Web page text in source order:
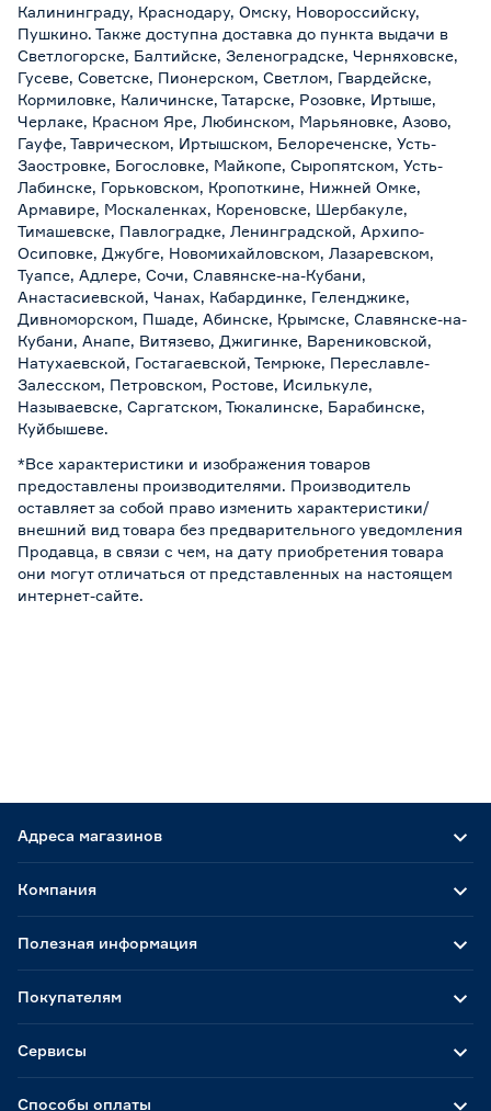
Калининграду, Краснодару, Омску, Новороссийску,
Пушкино. Также доступна доставка до пункта выдачи в
Светлогорске, Балтийске, Зеленоградске, Черняховске,
Гусеве, Советске, Пионерском, Светлом, Гвардейске,
Кормиловке, Каличинске, Татарске, Розовке, Иртыше,
Черлаке, Красном Яре, Любинском, Марьяновке, Азово,
Гауфе, Таврическом, Иртышском, Белореченске, Усть-
Заостровке, Богословке, Майкопе, Сыропятском, Усть-
Лабинске, Горьковском, Кропоткине, Нижней Омке,
Армавире, Москаленках, Кореновске, Шербакуле,
Тимашевске, Павлоградке, Ленинградской, Архипо-
Осиповке, Джубге, Новомихайловском, Лазаревском,
Туапсе, Адлере, Сочи, Славянске-на-Кубани,
Анастасиевской, Чанах, Кабардинке, Геленджике,
Дивноморском, Пшаде, Абинске, Крымске, Славянске-на-
Кубани, Анапе, Витязево, Джигинке, Варениковской,
Натухаевской, Гостагаевской, Темрюке, Переславле-
Залесском, Петровском, Ростове, Исилькуле,
Называевске, Саргатском, Тюкалинске, Барабинске,
Куйбышеве.
*Все характеристики и изображения товаров
предоставлены производителями. Производитель
оставляет за собой право изменить характеристики/
внешний вид товара без предварительного уведомления
Продавца, в связи с чем, на дату приобретения товара
они могут отличаться от представленных на настоящем
интернет-сайте.
Адреса магазинов
Способы оплаты
Компания
Полезная информация
Покупателям
Сервисы